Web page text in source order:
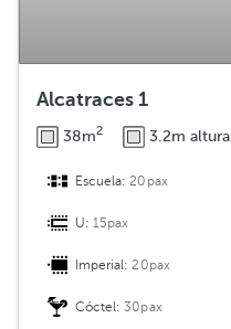
Alcatraces 1
38m2 3.2m altura
Escuela:20pax
U:15pax
Imperial:20pax
Cóctel:30pax